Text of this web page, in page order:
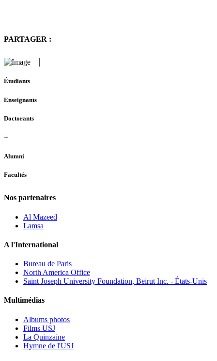
PARTAGER :
Étudiants
Enseignants
Doctorants
+
Alumni
Facultés
Nos partenaires
Al Mazeed
Lamsa
A l'International
Bureau de Paris
North America Office
Saint Joseph University Foundation, Beirut Inc. - États-Unis
Multimédias
Albums photos
Films USJ
La Quinzaine
Hymne de l'USJ